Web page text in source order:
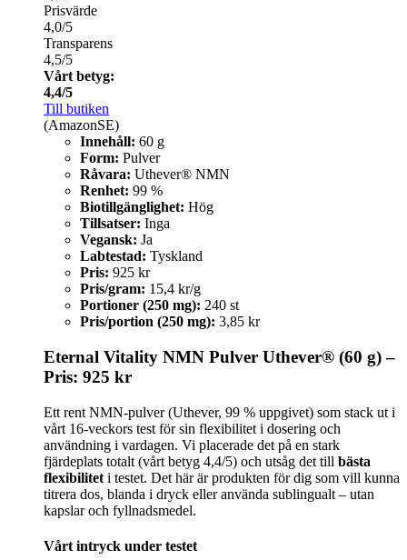
Prisvärde
4,0/5
Transparens
4,5/5
Vårt betyg:
4,4/5
Till butiken
(AmazonSE)
Innehåll: 60 g
Form: Pulver
Råvara: Uthever® NMN
Renhet: 99 %
Biotillgänglighet: Hög
Tillsatser: Inga
Vegansk: Ja
Labtestad: Tyskland
Pris: 925 kr
Pris/gram: 15,4 kr/g
Portioner (250 mg): 240 st
Pris/portion (250 mg): 3,85 kr
Eternal Vitality NMN Pulver Uthever® (60 g) –
Pris: 925 kr
Ett rent NMN-pulver (Uthever, 99 % uppgivet) som stack ut i
vårt 16‑veckors test för sin flexibilitet i dosering och
användning i vardagen. Vi placerade det på en stark
fjärdeplats totalt (vårt betyg 4,4/5) och utsåg det till bästa
flexibilitet i testet. Det här är produkten för dig som vill kunna
titrera dos, blanda i dryck eller använda sublingualt – utan
kapslar och fyllnadsmedel.
Vårt intryck under testet